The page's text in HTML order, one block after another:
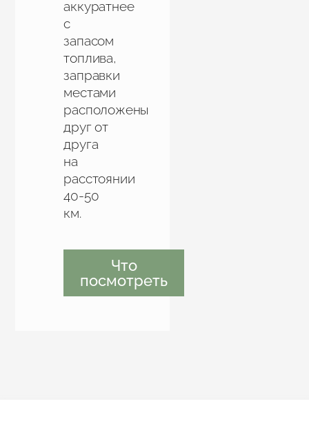
аккуратнее
с
запасом
топлива,
заправки
местами
расположены
друг от
друга
на
расстоянии
40-50
км.
Что
посмотреть